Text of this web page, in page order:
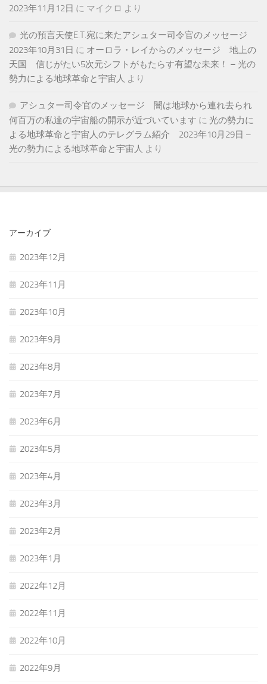
2023年11月12日 に マイクロ より
光の預言天使E.T.宛に来たアシュター司令官のメッセージ
2023年10月31日 に オーロラ・レイからのメッセージ 地上の
天国 信じがたい5次元シフトがもたらす有望な未来！ – 光の
勢力による地球革命と宇宙人 より
アシュター司令官のメッセージ 闇は地球から連れ去られ
何百万の私達の宇宙船の開示が近づいています に 光の勢力に
よる地球革命と宇宙人のテレグラム紹介 2023年10月29日 –
光の勢力による地球革命と宇宙人 より
アーカイブ
2023年12月
2023年11月
2023年10月
2023年9月
2023年8月
2023年7月
2023年6月
2023年5月
2023年4月
2023年3月
2023年2月
2023年1月
2022年12月
2022年11月
2022年10月
2022年9月